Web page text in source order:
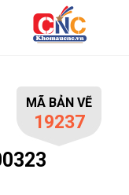
MÃ BẢN VẼ
19237